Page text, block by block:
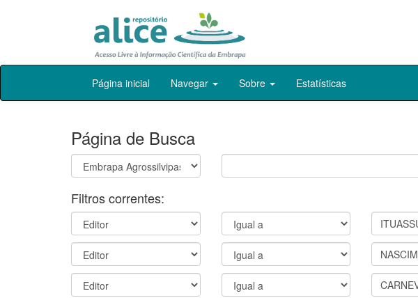
Skip
Página inicial Navegar Sobre Estatísticas
Página de Busca
Filtros correntes: